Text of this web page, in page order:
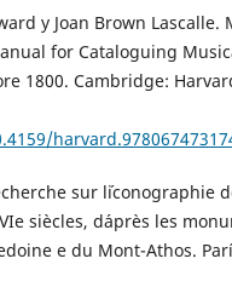
y Joan Brown Lascalle.
for Cataloguing
1800. Cambridge:
sur l´iconographie
siècles, d´après les
e du Mont-Athos.